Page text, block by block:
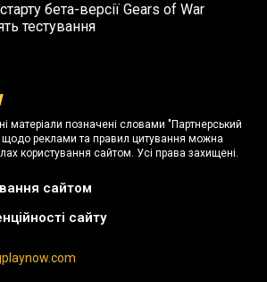
бета-версії Gears of War
тестування
матеріали позначені словами "Партнерський
щодо реклами та правил цитування можна
користування сайтом. Усі права захищені.
сайтом
сайту